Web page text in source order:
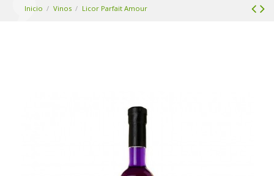
Inicio Vinos Licor Parfait Amour